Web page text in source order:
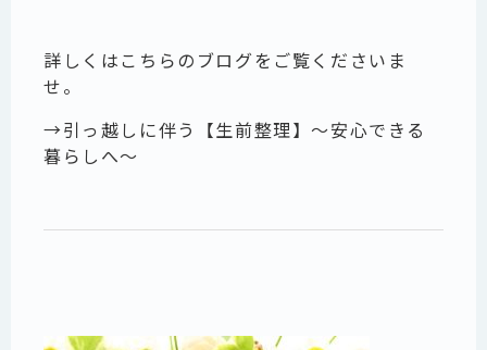
詳しくはこちらのブログをご覧くださいま
せ。
→引っ越しに伴う【生前整理】〜安心できる
暮らしへ〜